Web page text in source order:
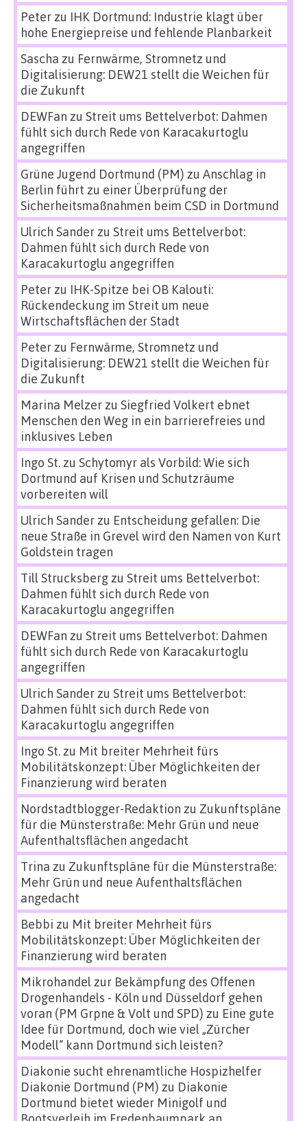
Peterzu IHK Dortmund: Industrie klagt über
hohe Energiepreise und fehlende Planbarkeit
Sascha zu Fernwärme, Stromnetz und
Digitalisierung: DEW21 stellt die Weichen für
die Zukunft
DEWFan zu Streit ums Bettelverbot: Dahmen
fühlt sich durch Rede von Karacakurtoglu
angegriffen
Grüne Jugend Dortmund (PM) zu Anschlag in
Berlin führt zu einer Überprüfung der
Sicherheitsmaßnahmen beim CSD in Dortmund
Ulrich Sanderzu Streit ums Bettelverbot:
Dahmen fühlt sich durch Rede von
Karacakurtoglu angegriffen
Peterzu IHK-Spitze bei OB Kalouti:
Rückendeckung im Streit um neue
Wirtschaftsflächen der Stadt
Peterzu Fernwärme, Stromnetz und
Digitalisierung: DEW21 stellt die Weichen für
die Zukunft
Marina Melzerzu Siegfried Volkert ebnet
Menschen den Weg in ein barrierefreies und
inklusives Leben
Ingo St.zu Schytomyr als Vorbild: Wie sich
Dortmund auf Krisen und Schutzräume
vorbereiten will
Ulrich Sanderzu Entscheidung gefallen: Die
neue Straße in Grevel wird den Namen von Kurt
Goldstein tragen
Till Strucksbergzu Streit ums Bettelverbot:
Dahmen fühlt sich durch Rede von
Karacakurtoglu angegriffen
DEWFan zu Streit ums Bettelverbot: Dahmen
fühlt sich durch Rede von Karacakurtoglu
angegriffen
Ulrich Sanderzu Streit ums Bettelverbot:
Dahmen fühlt sich durch Rede von
Karacakurtoglu angegriffen
Ingo St.zu Mit breiter Mehrheit fürs
Mobilitätskonzept: Über Möglichkeiten der
Finanzierung wird beraten
Nordstadtblogger-Redaktion zu Zukunftspläne
für die Münsterstraße: Mehr Grün und neue
Aufenthaltsflächen angedacht
Trina zu Zukunftspläne für die Münsterstraße:
Mehr Grün und neue Aufenthaltsflächen
angedacht
Bebbi zu Mit breiter Mehrheit fürs
Mobilitätskonzept: Über Möglichkeiten der
Finanzierung wird beraten
Mikrohandel zur Bekämpfung des Offenen
Drogenhandels - Köln und Düsseldorf gehen
voran (PM Grpne & Volt und SPD) zu Eine gute
Idee für Dortmund, doch wie viel „Zürcher
Modell“ kann Dortmund sich leisten?
Diakonie sucht ehrenamtliche Hospizhelfer
Diakonie Dortmund (PM) zu Diakonie
Dortmund bietet wieder Minigolf und